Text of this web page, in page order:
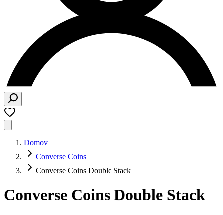
Domov
Converse Coins
Converse Coins Double Stack
Converse Coins Double Stack